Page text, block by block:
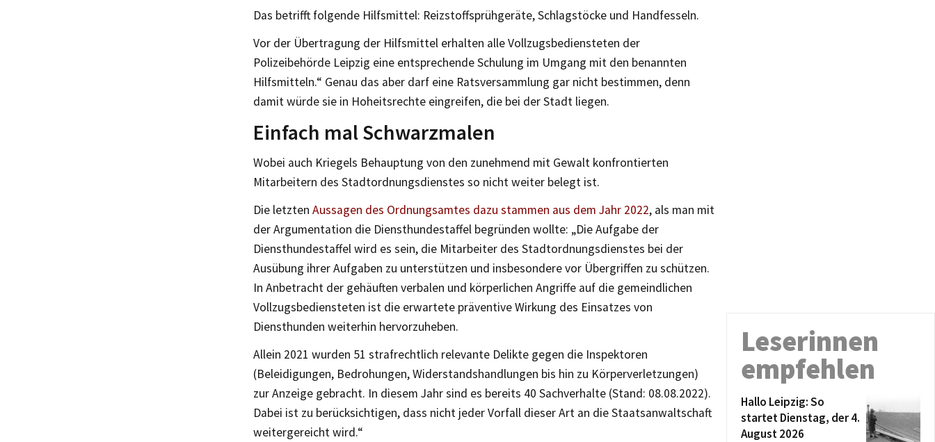
Das betrifft folgende Hilfsmittel: Reizstoffsprühgeräte, Schlagstöcke und Handfesseln.
Vor der Übertragung der Hilfsmittel erhalten alle Vollzugsbediensteten der
Polizeibehörde Leipzig eine entsprechende Schulung im Umgang mit den benannten
Hilfsmitteln.“ Genau das aber darf eine Ratsversammlung gar nicht bestimmen, denn
damit würde sie in Hoheitsrechte eingreifen, die bei der Stadt liegen.
Einfach mal Schwarzmalen
Wobei auch Kriegels Behauptung von den zunehmend mit Gewalt konfrontierten
Mitarbeitern des Stadtordnungsdienstes so nicht weiter belegt ist.
Die letzten Aussagen des Ordnungsamtes dazu stammen aus dem Jahr 2022, als man mit
der Argumentation die Diensthundestaffel begründen wollte: „Die Aufgabe der
Diensthundestaffel wird es sein, die Mitarbeiter des Stadtordnungsdienstes bei der
Ausübung ihrer Aufgaben zu unterstützen und insbesondere vor Übergriffen zu schützen.
In Anbetracht der gehäuften verbalen und körperlichen Angriffe auf die gemeindlichen
Vollzugsbediensteten ist die erwartete präventive Wirkung des Einsatzes von
Diensthunden weiterhin hervorzuheben.
Allein 2021 wurden 51 strafrechtlich relevante Delikte gegen die Inspektoren
(Beleidigungen, Bedrohungen, Widerstandshandlungen bis hin zu Körperverletzungen)
zur Anzeige gebracht. In diesem Jahr sind es bereits 40 Sachverhalte (Stand: 08.08.2022).
Dabei ist zu berücksichtigen, dass nicht jeder Vorfall dieser Art an die Staatsanwaltschaft
weitergereicht wird.“
Leserinnen
empfehlen
Hallo Leipzig: So
startet Dienstag, der 4.
August 2026